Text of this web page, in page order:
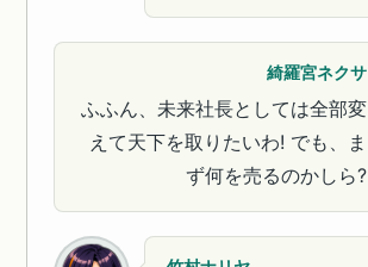
綺羅宮ネクサ
ふふん、未来社長としては全部変
えて天下を取りたいわ! でも、ま
ず何を売るのかしら?